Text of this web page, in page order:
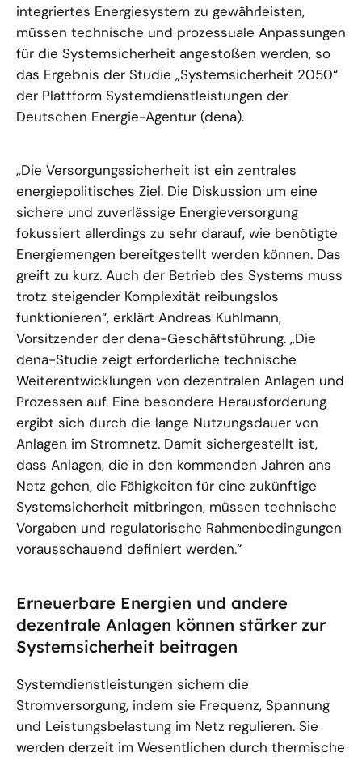
integriertes Energiesystem zu gewährleisten,
müssen technische und prozessuale Anpassungen
für die Systemsicherheit angestoßen werden, so
das Ergebnis der Studie „Systemsicherheit 2050“
der Plattform Systemdienstleistungen der
Deutschen Energie-Agentur (dena).
„Die Versorgungssicherheit ist ein zentrales
energiepolitisches Ziel. Die Diskussion um eine
sichere und zuverlässige Energieversorgung
fokussiert allerdings zu sehr darauf, wie benötigte
Energiemengen bereitgestellt werden können. Das
greift zu kurz. Auch der Betrieb des Systems muss
trotz steigender Komplexität reibungslos
funktionieren“, erklärt Andreas Kuhlmann,
Vorsitzender der dena-Geschäftsführung. „Die
dena-Studie zeigt erforderliche technische
Weiterentwicklungen von dezentralen Anlagen und
Prozessen auf. Eine besondere Herausforderung
ergibt sich durch die lange Nutzungsdauer von
Anlagen im Stromnetz. Damit sichergestellt ist,
dass Anlagen, die in den kommenden Jahren ans
Netz gehen, die Fähigkeiten für eine zukünftige
Systemsicherheit mitbringen, müssen technische
Vorgaben und regulatorische Rahmenbedingungen
vorausschauend definiert werden.“
Erneuerbare Energien und andere
dezentrale Anlagen können stärker zur
Systemsicherheit beitragen
Systemdienstleistungen sichern die
Stromversorgung, indem sie Frequenz, Spannung
und Leistungsbelastung im Netz regulieren. Sie
werden derzeit im Wesentlichen durch thermische